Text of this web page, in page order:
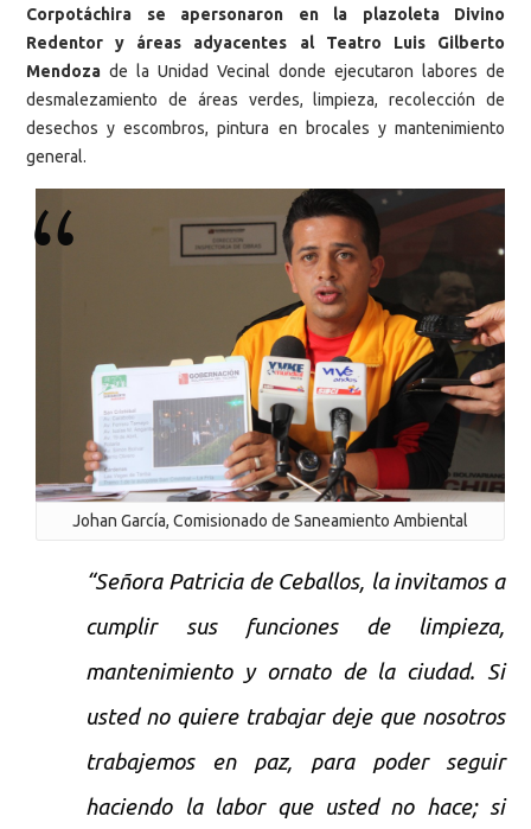
Corpotáchira se apersonaron en la plazoleta Divino
Redentor y áreas adyacentes al Teatro Luis Gilberto
Mendoza de la Unidad Vecinal donde ejecutaron labores de
desmalezamiento de áreas verdes, limpieza, recolección de
desechos y escombros, pintura en brocales y mantenimiento
general.
Johan García, Comisionado de Saneamiento Ambiental
“Señora Patricia de Ceballos, la invitamos a
cumplir sus funciones de limpieza,
mantenimiento y ornato de la ciudad. Si
usted no quiere trabajar deje que nosotros
trabajemos en paz, para poder seguir
haciendo la labor que usted no hace; si